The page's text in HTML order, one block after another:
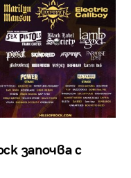
започва с